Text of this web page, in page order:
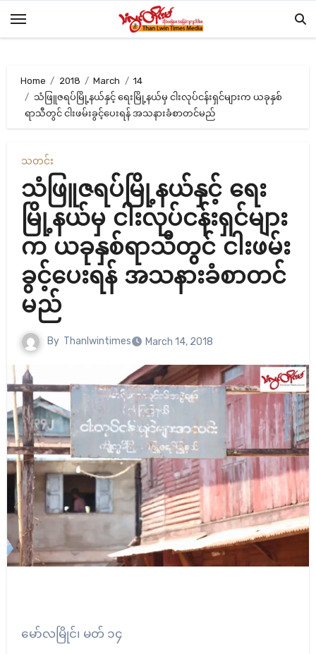
Home 2018 March
14
သံဖြူဇရပ်မြို့နယ်နှင့် ရေးမြို့နယ်မှ ငါးလုပ်ငန်းရှင်များက ယခုနှစ်
ရာသီတွင် ငါးဖမ်းခွင့်ပေးရန် အသနားခံစာတင်မည်
သတင်း
သံဖြူဇရပ်မြို့နယ်နှင့် ရေး
မြို့နယ်မှ ငါးလုပ်ငန်းရှင်များ
က ယခုနှစ်ရာသီတွင် ငါးဖမ်း
ခွင့်ပေးရန် အသနားခံစာတင်
မည်
By Thanlwintimes March 14, 2018
မော်လမြိုင်၊ မတ် ၁၄